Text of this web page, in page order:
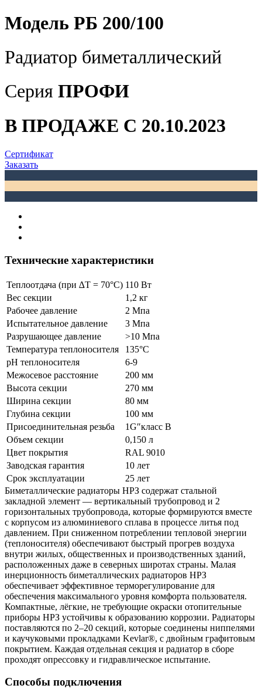
Модель РБ 200/100
Радиатор биметаллический
Серия ПРОФИ
В ПРОДАЖЕ С 20.10.2023
Cертификат
Заказать
Технические характеристики
Теплоотдача (при ∆T = 70°C) 110 Вт
Вес секции
1,2 кг
Рабочее давление
2 Мпа
Испытательное давление
3 Мпа
Разрушающее давление
>10 Мпа
Температура теплоносителя
135°C
рН теплоносителя
6-9
Межосевое расстояние
200 мм
Высота секции
270 мм
Ширина секции
80 мм
Глубина секции
100 мм
Присоединительная резьба
1G″класс В
Объем секции
0,150 л
Цвет покрытия
RAL 9010
Заводская гарантия
10 лет
Срок эксплуатации
25 лет
Биметаллические радиаторы НРЗ содержат стальной
закладной элемент — вертикальный трубопровод и 2
горизонтальных трубопровода, которые формируются вместе
с корпусом из алюминиевого сплава в процессе литья под
давлением. При сниженном потреблении тепловой энергии
(теплоносителя) обеспечивают быстрый прогрев воздуха
внутри жилых, общественных и производственных зданий,
расположенных даже в северных широтах страны. Малая
инерционность биметаллических радиаторов НРЗ
обеспечивает эффективное терморегулирование для
обеспечения максимального уровня комфорта пользователя.
Компактные, лёгкие, не требующие окраски отопительные
приборы НРЗ устойчивы к образованию коррозии. Радиаторы
поставляются по 2–20 секций, которые соединены ниппелями
и каучуковыми прокладками Kevlar®️, с двойным графитовым
покрытием. Каждая отдельная секция и радиатор в сборе
проходят опрессовку и гидравлическое испытание.
Способы подключения